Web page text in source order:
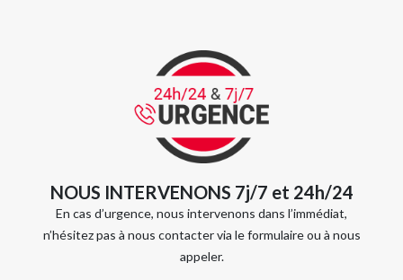
NOUS INTERVENONS 7j/7 et 24h/24
En cas d’urgence, nous intervenons dans l’immédiat,
n’hésitez pas à nous contacter via le formulaire ou à nous
appeler.